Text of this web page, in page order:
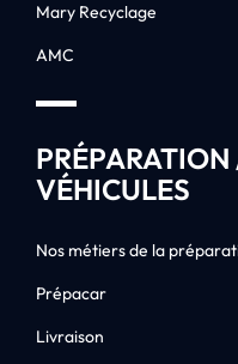
Mary Recyclage
AMC
VÉHICULES
Nos métiers de la
Prépacar
Livraison